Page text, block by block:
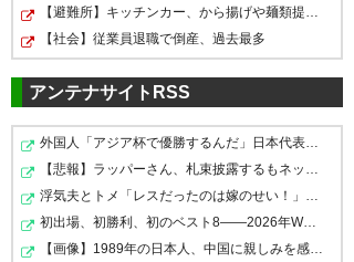
ういう謝罪等 誠意ある対応が
できる時点でFC東京のゴール裏
とは大きな違い
— アキヒーロ (AKIHIROCOM)
2022, 6月 27
一応、ペットボトル投げたやつと水撒いたやつは処
分されたのか。
３節分の入場禁止か。
435U-名無しさん 2022/06/27(月) 11:30:32 ID:IhxjhohB0
東スタでやったなら出禁もわかるけどアウェイでや
って出禁は意味不明やな
出禁にするならホームだけ永久出禁にしろや
【社会】従業員退職で倒産、過去最多
アンテナサイトRSS
初出場、初勝利、初のベスト8――2026年W杯で歴史を作った…